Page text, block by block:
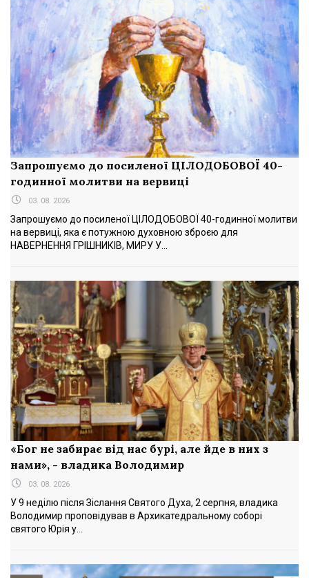
Запрошуємо до посиленої ЦІЛОДОБОВОЇ 40-
годинної молитви на вервиці
03. 08. 2026
Запрошуємо до посиленої ЦІЛОДОБОВОЇ 40-годинної молитви
на вервиці, яка є потужною духовною зброєю для
НАВЕРНЕННЯ ГРІШНИКІВ, МИРУ У...
«Бог не забирає від нас бурі, але йде в них з
нами», - владика Володимир
03. 08. 2026
У 9 неділю після Зіслання Святого Духа, 2 серпня, владика
Володимир проповідував в Архикатедральному соборі
святого Юрія у...